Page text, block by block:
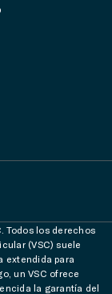
Todos los derechos
(VSC) suele
extendida para
un VSC ofrece
la garantía del